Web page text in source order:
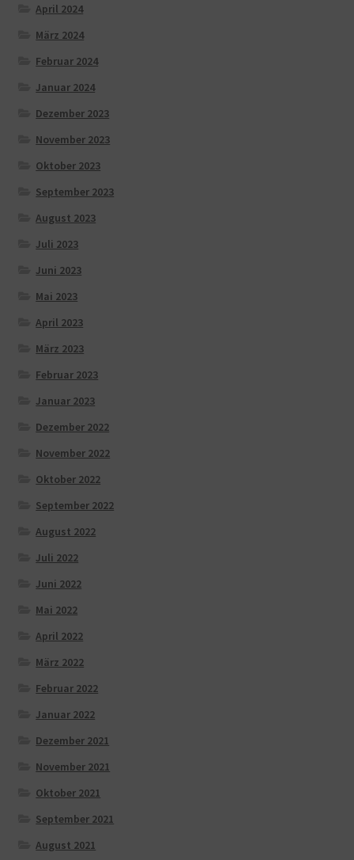
April 2024
März 2024
Februar 2024
Januar 2024
Dezember 2023
November 2023
Oktober 2023
September 2023
August 2023
Juli 2023
Juni 2023
Mai 2023
April 2023
März 2023
Februar 2023
Januar 2023
Dezember 2022
November 2022
Oktober 2022
September 2022
August 2022
Juli 2022
Juni 2022
Mai 2022
April 2022
März 2022
Februar 2022
Januar 2022
Dezember 2021
November 2021
Oktober 2021
September 2021
August 2021